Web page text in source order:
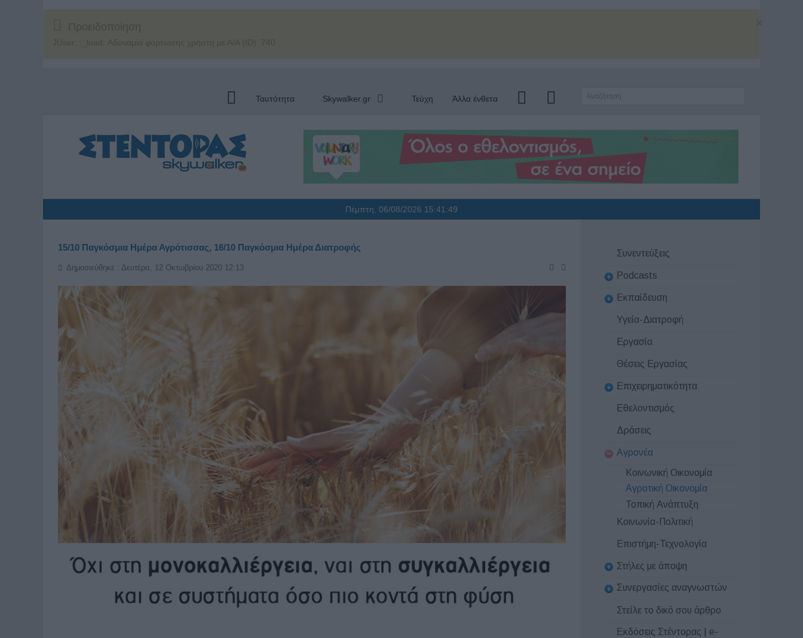
Προειδοποίηση
JUser: :_load: Αδυναμία φόρτωσης χρήστη με Α/Α (ID): 740
Ταυτότητα Skywalker.gr Τεύχη Άλλα ένθετα
Πέμπτη, 06/08/2026 15:41:50
15/10 Παγκόσμια Ημέρα Αγρότισσας, 16/10 Παγκόσμια Ημέρα Διατροφής
Δημοσιεύθηκε : Δευτέρα, 12 Οκτωβρίου 2020 12:13
Συνεντεύξεις
Podcasts
Εκπαίδευση
Υγεία-Διατροφή
Εργασία
Θέσεις Εργασίας
Επιχειρηματικότητα
Εθελοντισμός
Δράσεις
Αγρονέα
Κοινωνική Οικονομία
Αγροτική Οικονομία
Τοπική Ανάπτυξη
Κοινωνία-Πολιτική
Επιστήμη-Τεχνολογία
Στήλες με άποψη
Συνεργασίες αναγνωστών
Στείλε το δικό σου άρθρο
Εκδόσεις Στέντορας | e-